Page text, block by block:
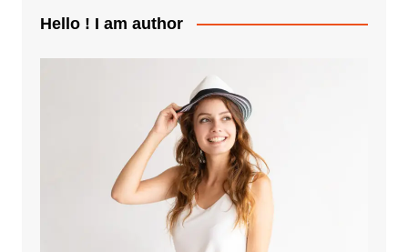
Hello ! I am author